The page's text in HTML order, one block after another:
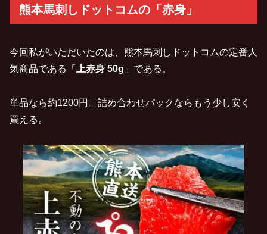
熊本馬刺しドットコムの「赤身」
今回私がいただいたのは、熊本馬刺しドットコムの定番人
気商品である「
上赤身 50g 」である。
単品なら約1200円。詰め合わせパックならもう少し安く
買える。